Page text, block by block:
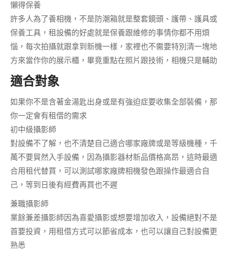
懶得保養
許多人為了養相機，不是防潮箱就是整套鏡頭、護帶、護具或
保養工具，租設備的好處就是保養跟維修的事情你都不用煩
惱 ，每次拍攝就跟拿到新機一樣，家裡也不需要特別清一塊地
方來當作你的展示櫃，畢竟重點在照片跟技術，相機只是輔助
適合對象
如果你不是含著金湯匙出身或是有強迫症要收集全部裝備，那
你一定會有租借的需求
初中級攝影師
對設備不了解，也不清楚自己適合哪家廠牌或是等級機種，千
萬不要貿然入手設備，因為攝影器材新品價格高昂，這時最適
合用租代替買，可以測試哪家廠牌相機發色跟操作最適合自
己，等到日後有經費再買也不遲
兼職攝影師
業餘兼差攝影師因為喜愛攝影或想要增加收入，設備絕對不是
首要投資，用租借方式可以節省成本 ，也可以讓自己對設備更
熟悉